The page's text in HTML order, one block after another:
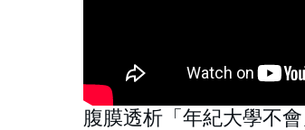
腹膜透析「年紀大學不